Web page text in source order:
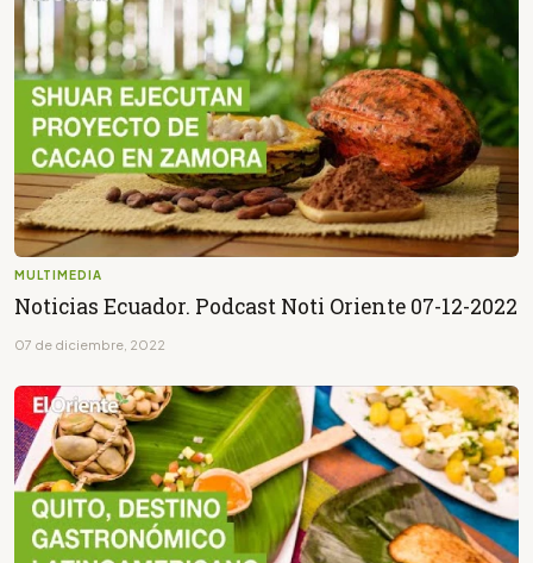
MULTIMEDIA
Noticias Ecuador. Podcast Noti Oriente 07-12-2022
07 de diciembre, 2022